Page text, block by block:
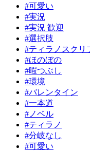
#可愛い
#実況
#実況 歓迎
#選択肢
#ティラノスクリ
#ほのぼの
#暇つぶし
#環境
#バレンタイン
#一本道
#ノベル
#ティラノ
#分岐なし
#可愛い